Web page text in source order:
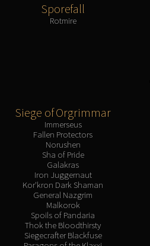
Sporefall
Rotmire
Siege of Orgrimmar
Immerseus
Fallen Protectors
Norushen
Sha of Pride
Galakras
Iron Juggernaut
Kor'kron Dark Shaman
General Nazgrim
Malkorok
Spoils of Pandaria
Thok the Bloodthirsty
Siegecrafter Blackfuse